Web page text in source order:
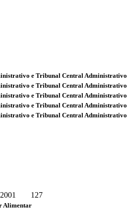
e Tribunal Central Administrativo
e Tribunal Central Administrativo
e Tribunal Central Administrativo
e Tribunal Central Administrativo
e Tribunal Central Administrativo
2001 127
Alimentar